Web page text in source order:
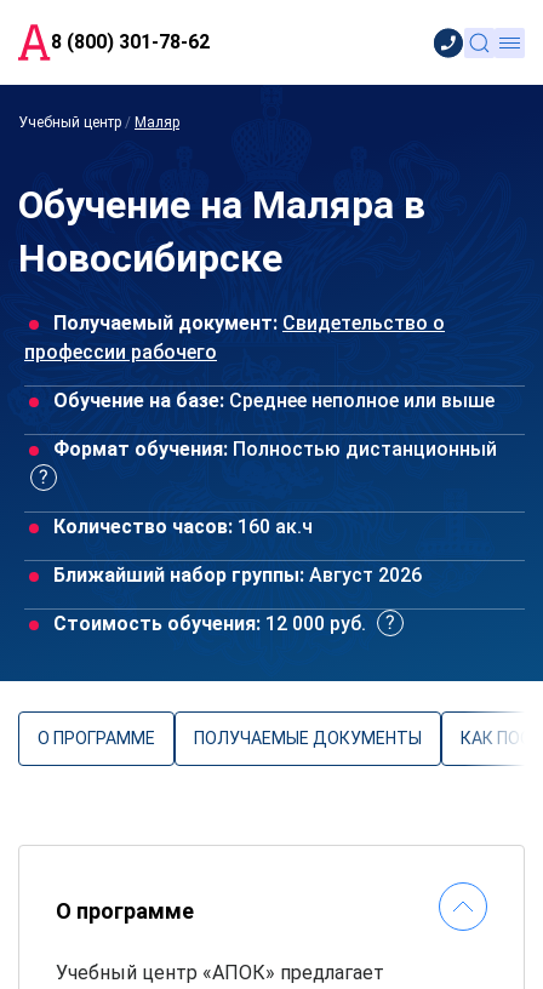
8 (800) 301-78-62
Учебный центр / Маляр
Обучение на Маляра в
Новосибирске
Получаемый документ: Свидетельство о
профессии рабочего
Обучение на базе: Среднее неполное или выше
Формат обучения: Полностью дистанционный
Количество часов: 160 ак.ч
Ближайший набор группы: Август 2026
Стоимость обучения: 12 000 руб.
О ПРОГРАММЕ ПОЛУЧАЕМЫЕ ДОКУМЕНТЫ КАК
О программе
Учебный центр «АПОК» предлагает